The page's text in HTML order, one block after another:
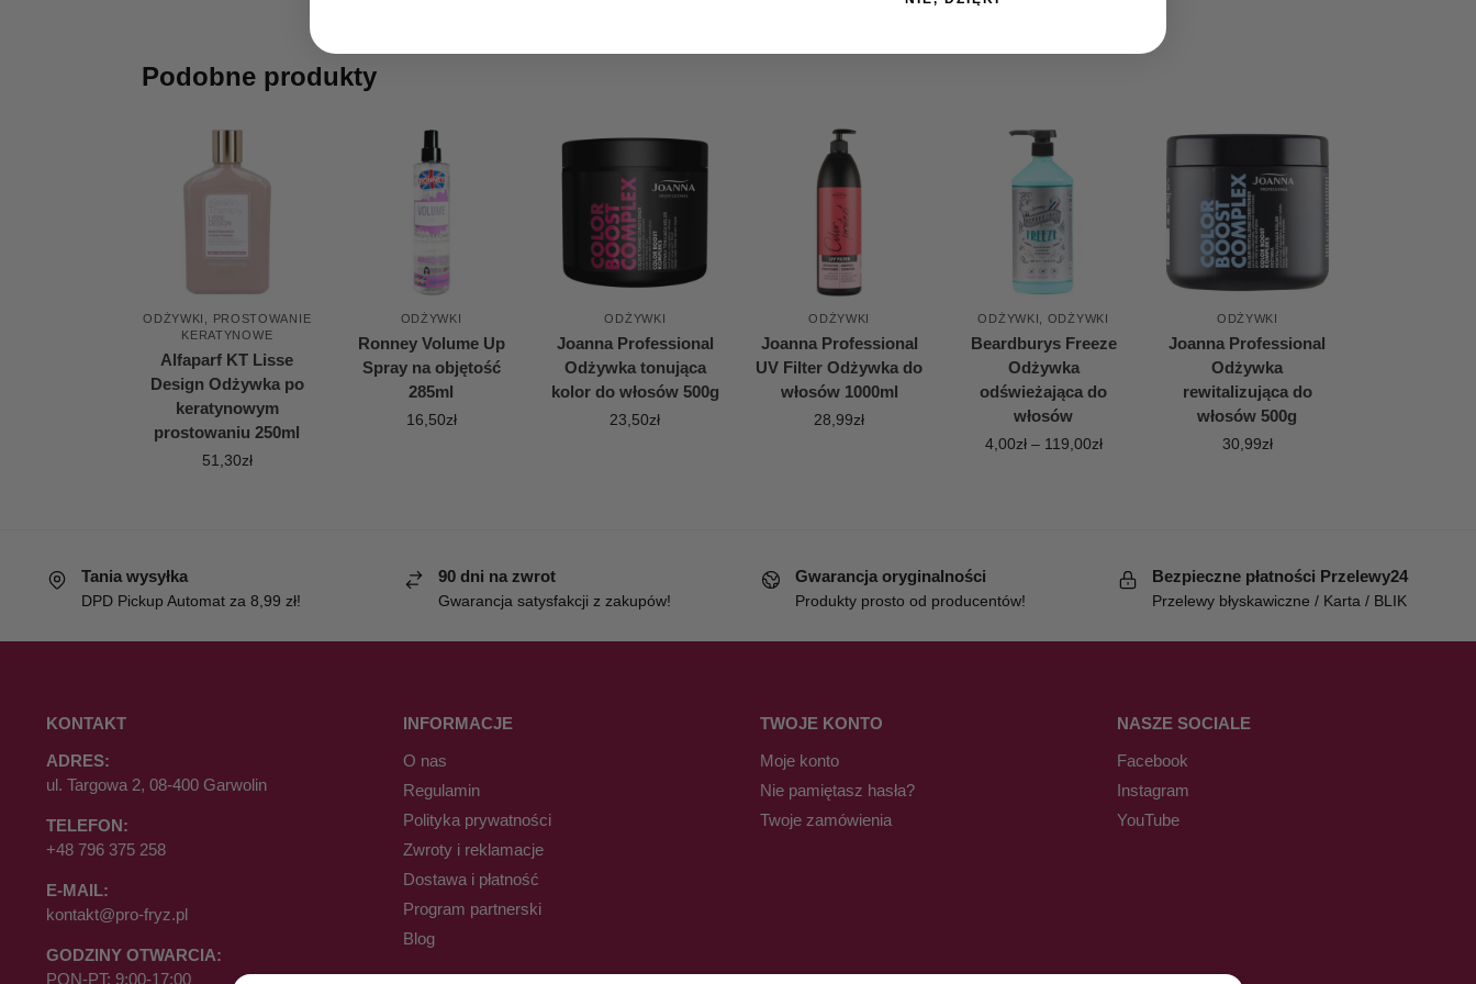
Podobne produkty
ODŻYWKI
PROSTOWANIE
KERATYNOWE
Alfaparf KT Lisse
Design Odżywka po
keratynowym
prostowaniu 250ml
51,30zł
ODŻYWKI
Ronney Volume Up
Spray na objętość
285ml
16,50zł
ODŻYWKI
Joanna Professional
Odżywka tonująca
kolor do włosów 500g
23,50zł
ODŻYWKI
Joanna Professional
UV Filter Odżywka do
włosów 1000ml
28,99zł
ODŻYWKI ODŻYWKI
Beardburys Freeze
Odżywka
odświeżająca do
włosów
4,00zł – 119,00zł
ODŻYWKI
Joanna Professional
Odżywka
rewitalizująca do
włosów 500g
30,99zł
Tania wysyłka
DPD Pickup Automat za 8,99 zł!
90 dni na zwrot
Gwarancja satysfakcji z zakupów!
Gwarancja oryginalności
Produkty prosto od producentów!
Bezpieczne płatności Przelewy24
Przelewy błyskawiczne / Karta / BLIK
KONTAKT
ADRES:
ul. Targowa 2, 08-400 Garwolin
TELEFON:
+48 796 375 258
E-MAIL:
kontakt@pro-fryz.pl
GODZINY OTWARCIA:
PON-PT: 9:00-17:00
INFORMACJE
O nas
Regulamin
Polityka prywatności
Zwroty i reklamacje
Dostawa i płatność
Program partnerski
Blog
TWOJE KONTO
Moje konto
Nie pamiętasz hasła?
Twoje zamówienia
NASZE SOCIALE
Facebook
Instagram
YouTube